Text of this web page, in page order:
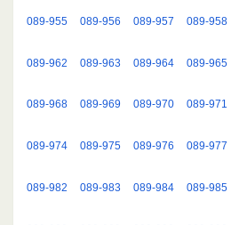
089-955 089-956 089-957 089-958
089-962 089-963 089-964 089-965
089-968 089-969 089-970 089-971
089-974 089-975 089-976 089-977
089-982 089-983 089-984 089-985